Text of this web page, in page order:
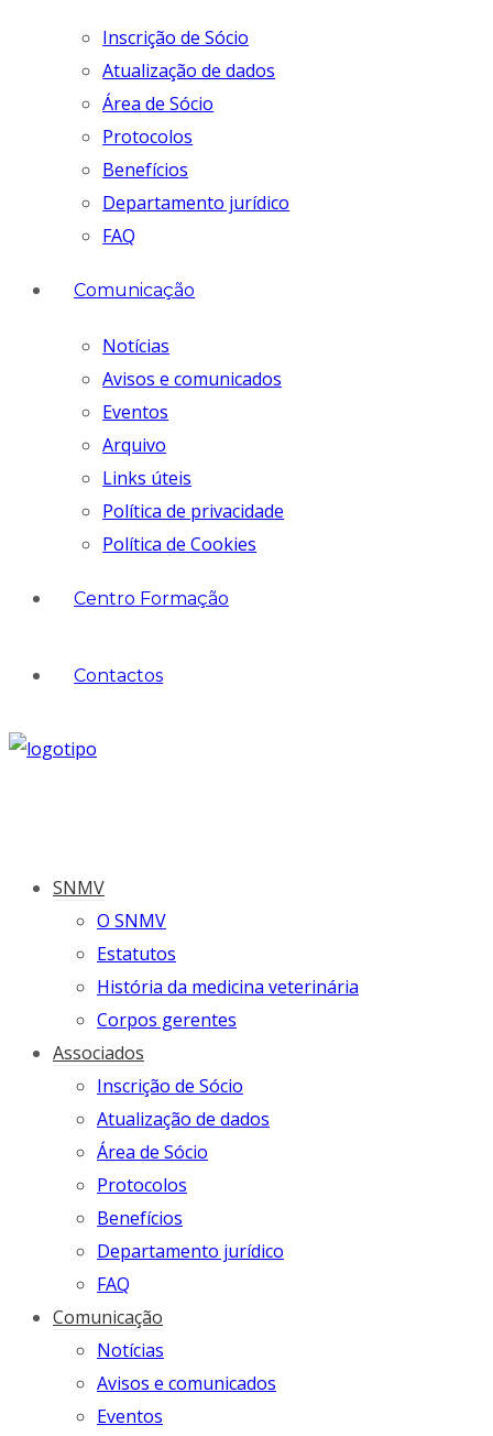
Inscrição de Sócio
Atualização de dados
Área de Sócio
Protocolos
Benefícios
Departamento jurídico
FAQ
Comunicação
Notícias
Avisos e comunicados
Eventos
Arquivo
Links úteis
Política de privacidade
Política de Cookies
Centro Formação
Contactos
SNMV
O SNMV
Estatutos
História da medicina veterinária
Corpos gerentes
Associados
Inscrição de Sócio
Atualização de dados
Área de Sócio
Protocolos
Benefícios
Departamento jurídico
FAQ
Comunicação
Notícias
Avisos e comunicados
Eventos